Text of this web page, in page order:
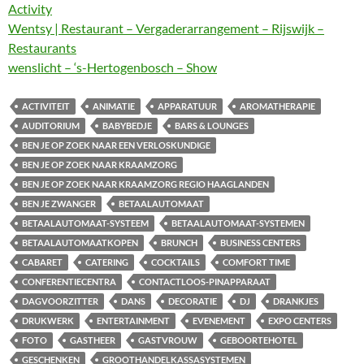
Activity
Wentsy | Restaurant – Vergaderarrangement – Rijswijk –
Restaurants
wenslicht – ‘s-Hertogenbosch – Show
ACTIVITEIT ANIMATIE APPARATUUR
AROMATHERAPIE
AUDITORIUM
BABYBEDJE
BARS & LOUNGES
BEN JE OP ZOEK NAAR EEN VERLOSKUNDIGE
BEN JE OP ZOEK NAAR KRAAMZORG
BEN JE OP ZOEK NAAR KRAAMZORG REGIO HAAGLANDEN
BEN JE ZWANGER
BETAALAUTOMAAT
BETAALAUTOMAAT-SYSTEEM
BETAALAUTOMAAT-SYSTEMEN
BETAALAUTOMAATKOPEN
BRUNCH
BUSINESS CENTERS
CABARET
CATERING COCKTAILS
COMFORT TIME
CONFERENTIECENTRA
CONTACTLOOS-PINAPPARAAT
DAGVOORZITTER
DANS DECORATIE DJ
DRANKJES
DRUKWERK
ENTERTAINMENT EVENEMENT
EXPO CENTERS
FOTO
GASTHEER GASTVROUW
GEBOORTEHOTEL
GESCHENKEN
GROOTHANDELKASSASYSTEMEN